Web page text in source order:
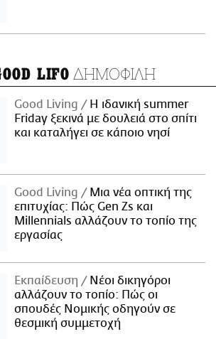
LIFO ΔΗΜΟΦΙΛΗ
Good Living
Η ιδανική summer
Friday ξεκινά με δουλειά στο σπίτι
και καταλήγει σε κάποιο νησί
Good Living
Μια νέα οπτική της
επιτυχίας: Πώς Gen Zs και
Millennials αλλάζουν το τοπίο της
εργασίας
Εκπαίδευση
Νέοι δικηγόροι
αλλάζουν το τοπίο: Πώς οι
σπουδές Νομικής οδηγούν σε
θεσμική συμμετοχή